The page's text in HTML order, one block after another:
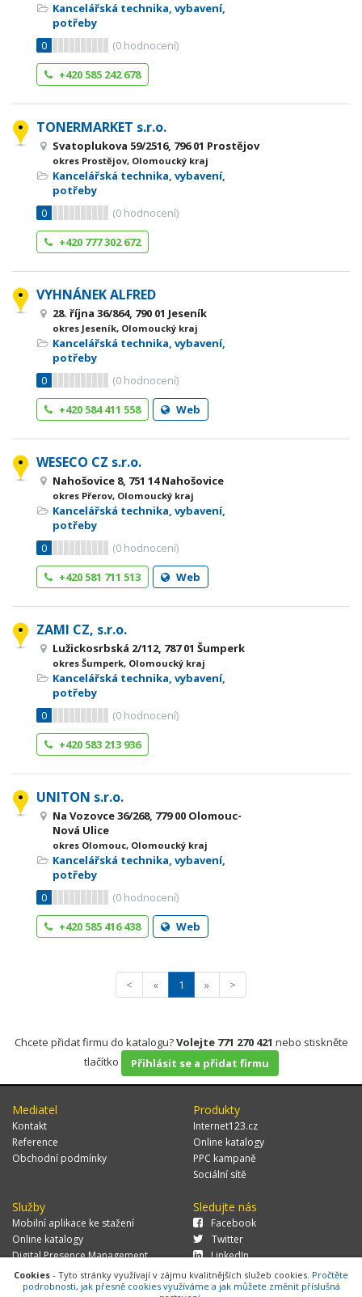
Kancelářská technika, vybavení,
potřeby
0
(0 hodnocení)
+420 585 242 678
TONERMARKET s.r.o.
Svatoplukova 59/2516, 796 01 Prostějov
okres Prostějov, Olomoucký kraj
Kancelářská technika, vybavení,
potřeby
0
(0 hodnocení)
+420 777 302 672
VYHNÁNEK ALFRED
28. října 36/864, 790 01 Jeseník
okres Jeseník, Olomoucký kraj
Kancelářská technika, vybavení,
potřeby
0
(0 hodnocení)
+420 584 411 558
Web
WESECO CZ s.r.o.
Nahošovice 8, 751 14 Nahošovice
okres Přerov, Olomoucký kraj
Kancelářská technika, vybavení,
potřeby
0
(0 hodnocení)
+420 581 711 513
Web
ZAMI CZ, s.r.o.
Lužickosrbská 2/112, 787 01 Šumperk
okres Šumperk, Olomoucký kraj
Kancelářská technika, vybavení,
potřeby
0
(0 hodnocení)
+420 583 213 936
UNITON s.r.o.
Na Vozovce 36/268, 779 00 Olomouc-
Nová Ulice
okres Olomouc, Olomoucký kraj
Kancelářská technika, vybavení,
potřeby
0
(0 hodnocení)
+420 585 416 438
Web
< « 1 » >
Chcete přidat firmu do katalogu?Volejte 771 270 421 nebo stiskněte
tlačítko
Přihlásit se a přidat firmu
Mediatel
Kontakt
Reference
Obchodní podmínky
Produkty
Internet123.cz
Online katalogy
PPC kampaně
Sociální sítě
Služby
Mobilní aplikace ke stažení
Online katalogy
Digital Presence Management
Více zákazníků
Sledujte nás
Facebook
Twitter
LinkedIn
Cookies - Tyto stránky využívají v zájmu kvalitnějších služeb cookies. Pročtěte
podrobnosti, jak přesně cookies využíváme a jak můžete změnit příslušná